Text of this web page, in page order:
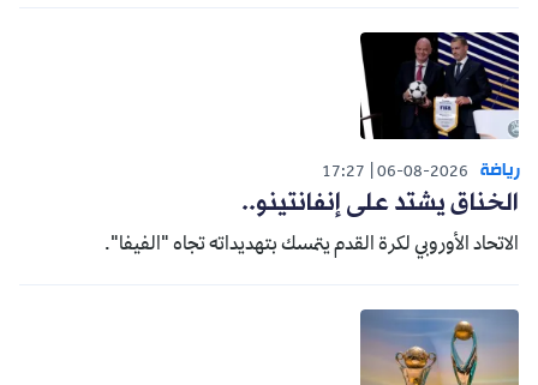
رياضة 06-08-2026
17:27
الخناق يشتد على إنفانتينو..
الاتحاد الأوروبي لكرة القدم يتمسك بتهديداته تجاه "الفيفا".